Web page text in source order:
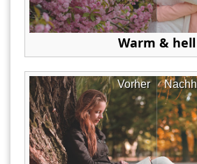
Warm & hell
Vorher